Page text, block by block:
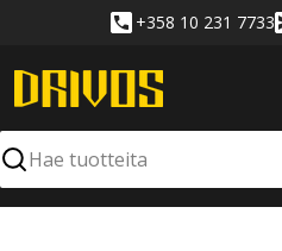
+358 10 231 7733
Hae